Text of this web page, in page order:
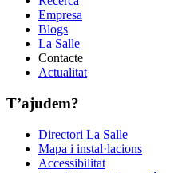
Empresa
Blogs
La Salle
Contacte
Actualitat
T’ajudem?
Directori La Salle
Mapa i instal·lacions
Accessibilitat